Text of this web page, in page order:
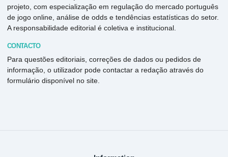
projeto, com especialização em regulação do mercado português
de jogo online, análise de odds e tendências estatísticas do setor.
A responsabilidade editorial é coletiva e institucional.
CONTACTO
Para questões editoriais, correções de dados ou pedidos de
informação, o utilizador pode contactar a redação através do
formulário disponível no site.